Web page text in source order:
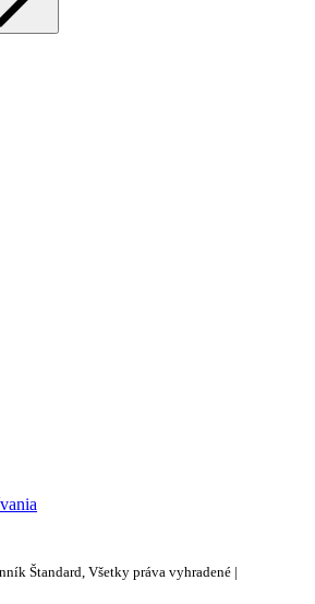
Štandard, Všetky práva vyhradené |